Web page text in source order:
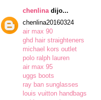
chenlina dijo...
chenlina20160324
air max 90
ghd hair straighteners
michael kors outlet
polo ralph lauren
air max 95
uggs boots
ray ban sunglasses
louis vuitton handbags